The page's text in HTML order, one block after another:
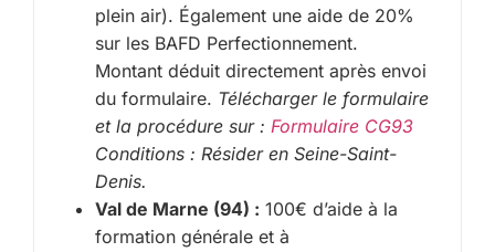
plein air). Également une aide de 20%
sur les BAFD Perfectionnement.
Montant déduit directement après envoi
du formulaire. Télécharger le formulaire
et la procédure sur : Formulaire CG93
Conditions : Résider en Seine-Saint-
Denis.
Val de Marne (94) : 100€ d’aide à la
formation générale et à